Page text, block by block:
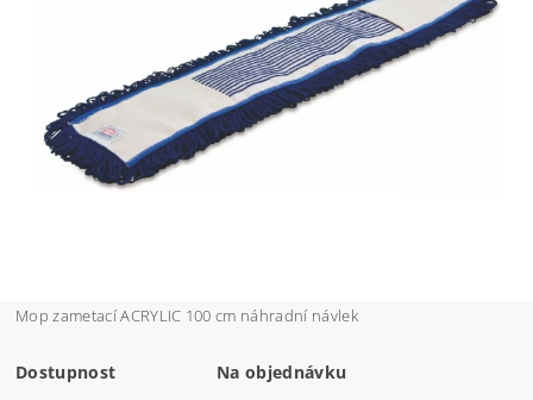
Mop zametací ACRYLIC 100 cm náhradní návlek
Dostupnost Na objednávku